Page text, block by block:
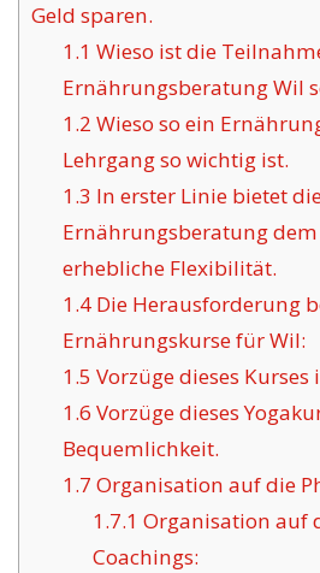
Geld sparen.
1.1 Wieso ist die
Ernährungsberatung Wil
1.2 Wieso so ein
Lehrgang so wichtig ist.
1.3 In erster Linie bietet
Ernährungsberatung
erhebliche Flexibilität.
1.4Die Herausforderung
Ernährungskurse für Wil:
1.5 Vorzüge dieses Kurses
1.6 Vorzüge dieses
Bequemlichkeit.
1.7 Organisation auf die
1.7.1 Organisation auf
Coachings: